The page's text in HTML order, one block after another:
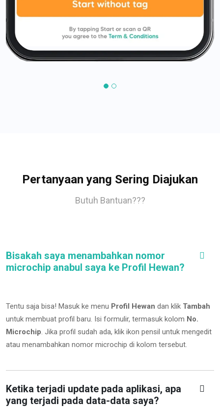
Pertanyaan yang Sering Diajukan
Butuh Bantuan???
Bisakah saya menambahkan nomor
microchip anabul saya ke Profil Hewan?
Tentu saja bisa! Masuk ke menu Profil Hewan dan klik Tambah
untuk membuat profil baru. Isi formulir, termasuk kolom No.
Microchip. Jika profil sudah ada, klik ikon pensil untuk mengedit
atau menambahkan nomor microchip di kolom tersebut.
Ketika terjadi update pada aplikasi, apa
yang terjadi pada data-data saya?